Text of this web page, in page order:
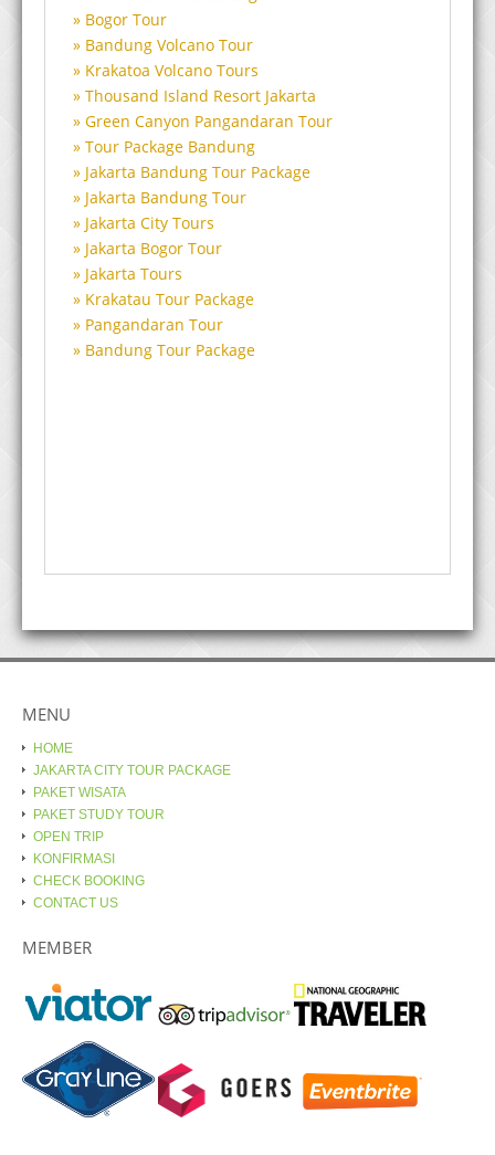
Bogor Tour
Bandung Volcano Tour
Krakatoa Volcano Tours
Thousand Island Resort Jakarta
Green Canyon Pangandaran Tour
Tour Package Bandung
Jakarta Bandung Tour Package
Jakarta Bandung Tour
Jakarta City Tours
Jakarta Bogor Tour
Jakarta Tours
Krakatau Tour Package
Pangandaran Tour
Bandung Tour Package
MENU
HOME
JAKARTA CITY TOUR PACKAGE
PAKET WISATA
PAKET STUDY TOUR
OPEN TRIP
KONFIRMASI
CHECK BOOKING
CONTACT US
MEMBER